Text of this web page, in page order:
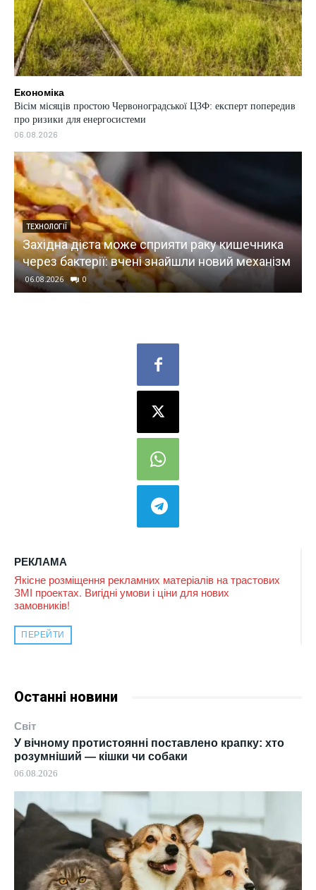
РЕКЛАМА
Якісне розміщення рекламних матеріалів на трастових
ЗМІ проектах. Вигідні умови і ціни для нових
замовників!
ПЕРЕЙТИ
Останні новини
Світ
У вічному протистоянні поставлено крапку: хто
розумніший — кішки чи собаки
06.08.2026
Економіка
Вісім місяців простою Червоноградської ЦЗФ: експерт попередив
про ризики для енергосистеми
06.08.2026
ТЕХНОЛОГІЇ
Західна дієта може сприяти раку кишечника
через бактерії: вчені знайшли новий механізм
06.08.2026 0